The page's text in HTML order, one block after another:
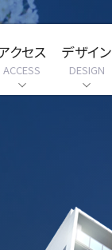
クセス
ACCESS
デザイン
DESIGN